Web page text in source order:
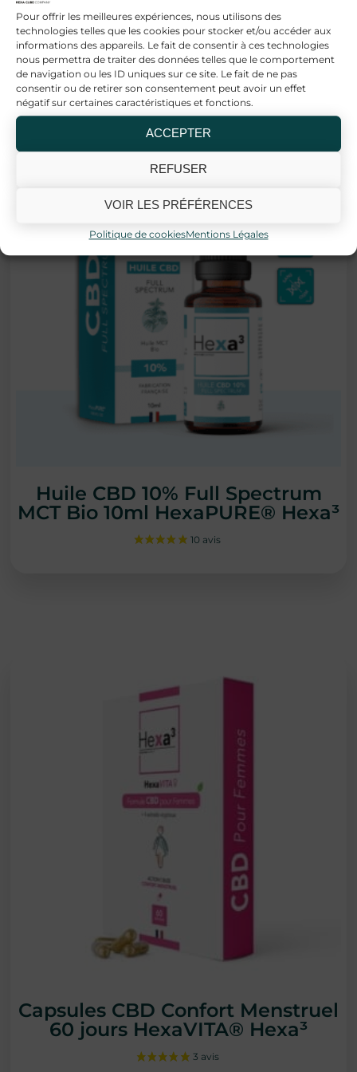
Pour offrir les meilleures expériences, nous utilisons des
technologies telles que les cookies pour stocker et/ou accéder aux
informations des appareils. Le fait de consentir à ces technologies
nous permettra de traiter des données telles que le comportement
de navigation ou les ID uniques sur ce site. Le fait de ne pas
consentir ou de retirer son consentement peut avoir un effet
négatif sur certaines caractéristiques et fonctions.
ACCEPTER
REFUSER
VOIR LES PRÉFÉRENCES
Politique de cookiesMentions Légales
Produits similaires
Huile CBD 10% Full Spectrum
MCT Bio 10ml HexaPURE® Hexa³
Capsules CBD Confort Menstruel
60 jours HexaVITA® Hexa³